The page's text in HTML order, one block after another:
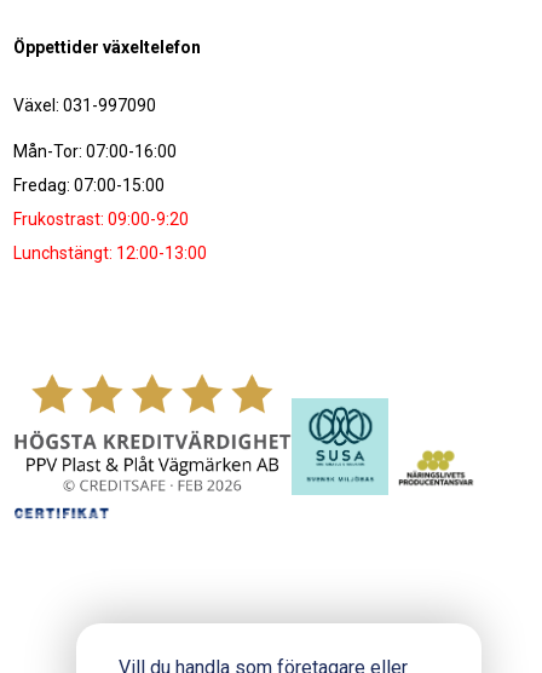
Öppettider växeltelefon
Växel: 031-997090
Mån-Tor: 07:00-16:00
Fredag: 07:00-15:00
Frukostrast: 09:00-9:20
Lunchstängt: 12:00-13:00
Vill du handla som företagare eller